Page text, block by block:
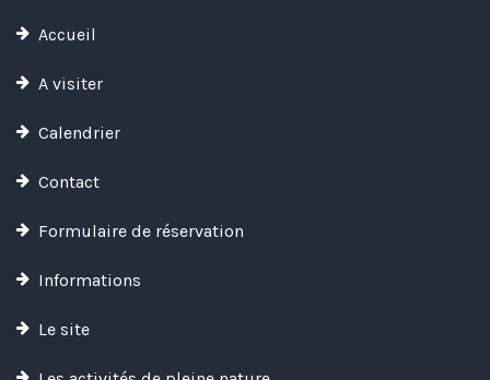
Accueil
A visiter
Calendrier
Contact
Formulaire de réservation
Informations
Le site